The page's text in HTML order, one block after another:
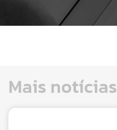
Mais notícias